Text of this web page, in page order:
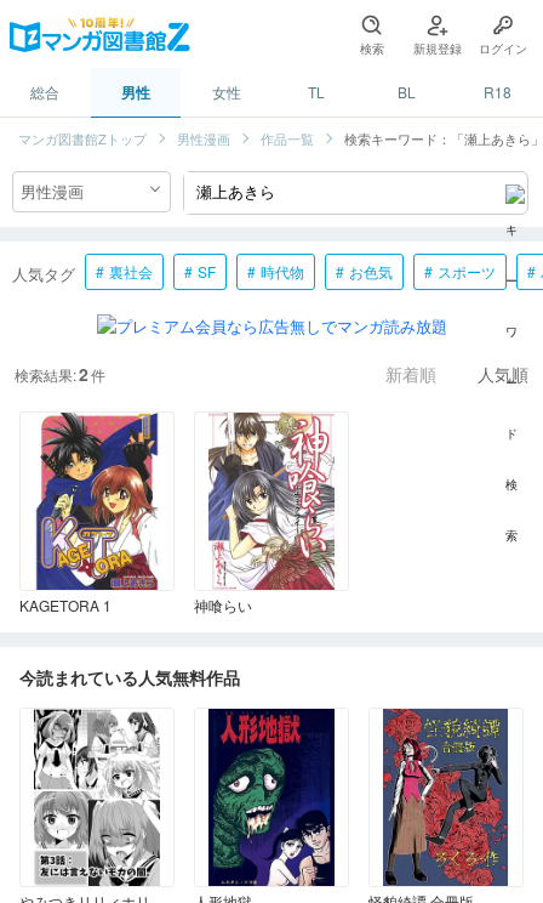
検索 新規登録 ログイン
総合 男性 女性 TL BL R18
マンガ図書館Zトップ 男性漫画 作品一覧 検索キーワード：「瀬上あきら」
人気タグ 裏社会 SF 時代物 お色気 スポーツ
検索結果:2件 新着順 人気順
KAGETORA 1 神喰らい
今読まれている人気無料作品